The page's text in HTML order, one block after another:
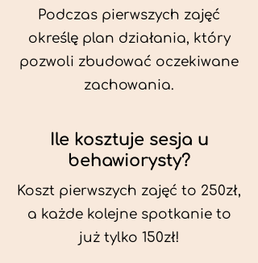
Podczas pierwszych zajęć
określę plan działania, który
pozwoli zbudować oczekiwane
zachowania.
Ile kosztuje sesja u
behawiorysty?
Koszt pierwszych zajęć to 250zł,
a każde kolejne spotkanie to
już tylko 150zł!